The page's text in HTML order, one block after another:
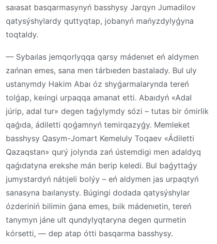
saıasat basqarmasynyń basshysy Jarqyn Jumadilov
qatysýshylardy quttyqtap, jobanyń mańyzdylyǵyna
toqtaldy.
— Sybaılas jemqorlyqqa qarsy mádenıet eń aldymen
zańnan emes, sana men tárbıeden bastalady. Bul uly
ustanymdy Hakim Abaı óz shyǵarmalarynda tereń
tolǵap, keıingi urpaqqa amanat etti. Abaıdyń «Adal
júrip, adal tur» degen taǵylymdy sózi – tutas bir ómirlik
qaǵıda, ádiletti qoǵamnyń temirqazyǵy. Memleket
basshysy Qasym-Jomart Kemeluly Toqaev «Ádiletti
Qazaqstan» qurý jolynda zań ústemdigi men adaldyq
qaǵıdatyna erekshe mán berip keledi. Bul baǵyttaǵy
jumystardyń nátıjeli bolýy – eń aldymen jas urpaqtyń
sanasyna baılanysty. Búgingi dodada qatysýshylar
ózderiniń bilimin ǵana emes, bıik mádenıetin, tereń
tanymyn jáne ult qundylyqtaryna degen qurmetin
kórsetti, — dep atap ótti basqarma basshysy.